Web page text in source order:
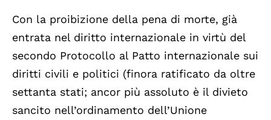
Con la proibizione della pena di morte, già
entrata nel diritto internazionale in virtù del
secondo Protocollo al Patto internazionale sui
diritti civili e politici (finora ratificato da oltre
settanta stati; ancor più assoluto è il divieto
sancito nell’ordinamento dell’Unione